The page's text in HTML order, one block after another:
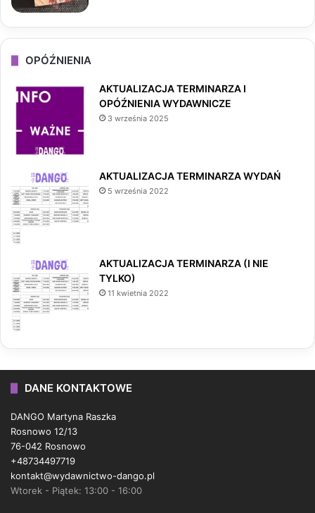
OPÓŹNIENIA
AKTUALIZACJA TERMINARZA I
OPÓŹNIENIA WYDAWNICZE
3 września 2025
AKTUALIZACJA TERMINARZA WYDAŃ
5 września 2022
AKTUALIZACJA TERMINARZA (I NIE
TYLKO)
11 kwietnia 2022
DANE KONTAKTOWE
DANGO Martyna Raszka
Rosnowo 12/13
76-042 Rosnowo
+48734497719
kontakt@wydawnictwo-dango.pl
Wtorek - Piątek: 13:00 - 16:00